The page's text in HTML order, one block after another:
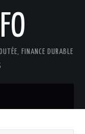
FINANCE DURABLE